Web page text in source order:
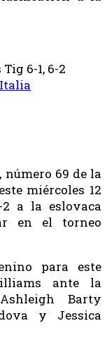
6-1, 6-2
número 69 de la
miércoles 12
a la eslovaca
en el torneo
para este
ante la
Barty
y Jessica